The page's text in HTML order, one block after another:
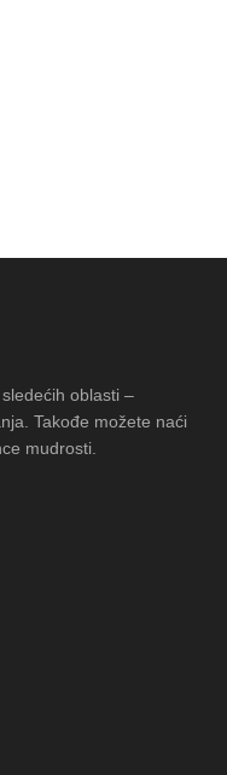
oblasti –
Takođe možete naći
mudrosti.